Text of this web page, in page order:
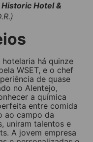
Hotel &
há quinze
WSET, e o chef
de quase
no Alentejo,
a química
entre comida
ao campo da
uniram talentos e
A jovem empresa